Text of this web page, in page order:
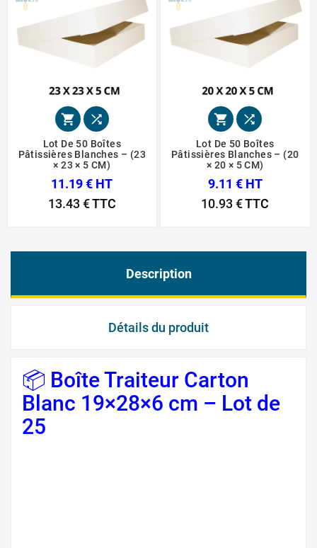
 
Lot De 50 Boîtes
Pâtissières Blanches – (23
× 23 × 5 CM)
11.19 € HT
13.43 €TTC
 
Lot De 50 Boîtes
Pâtissières Blanches – (20
× 20 × 5 CM)
9.11 € HT
10.93 €TTC
Description
Détails du produit
📦 Boîte Traiteur Carton
Blanc 19×28×6 cm – Lot de
25